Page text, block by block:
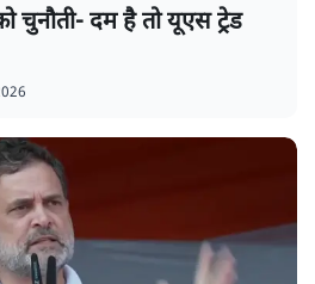
चुनौती- दम है तो यूएस ट्रेड